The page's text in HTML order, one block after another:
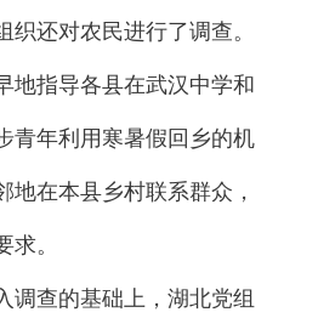
还对农民进行了调查。
地指导各县在武汉中学和
青年利用寒暑假回乡的机
地在本县乡村联系群众，
。
查的基础上，湖北党组